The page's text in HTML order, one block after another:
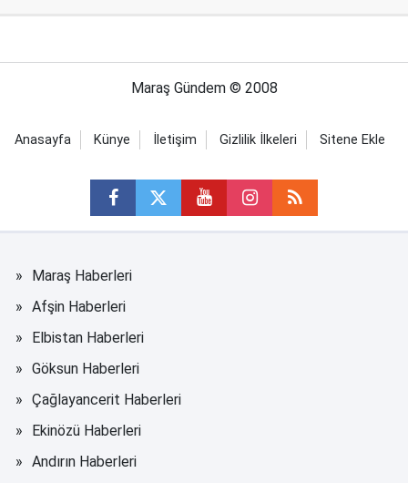
Maraş Gündem © 2008
Anasayfa Künye İletişim Gizlilik İlkeleri Sitene Ekle
Maraş Haberleri
Afşin Haberleri
Elbistan Haberleri
Göksun Haberleri
Çağlayancerit Haberleri
Ekinözü Haberleri
Andırın Haberleri